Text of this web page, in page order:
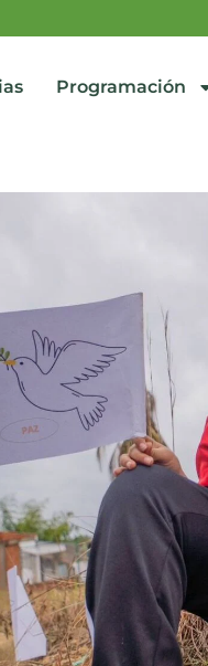
Programación